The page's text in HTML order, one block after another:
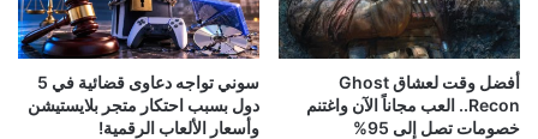
أفضل وقت لعشاق Ghost
Recon.. العب مجاناً الآن واغتنم
خصومات تصل إلى 95%
سوني تواجه دعاوى قضائية في 5
دول بسبب احتكار متجر بلايستيشن
وأسعار الألعاب الرقمية!